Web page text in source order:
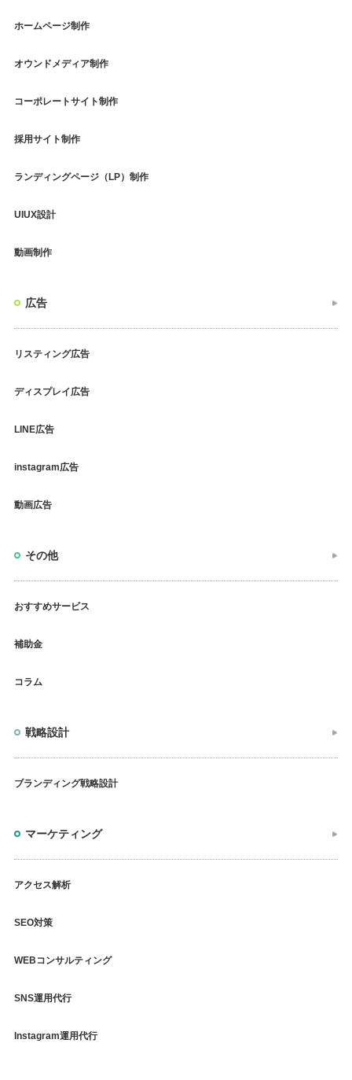
ホームページ制作
オウンドメディア制作
コーポレートサイト制作
採用サイト制作
ランディングページ（LP）制作
UIUX設計
動画制作
広告
リスティング広告
ディスプレイ広告
LINE広告
instagram広告
動画広告
その他
おすすめサービス
補助金
コラム
戦略設計
ブランディング戦略設計
マーケティング
アクセス解析
SEO対策
WEBコンサルティング
SNS運用代行
Instagram運用代行